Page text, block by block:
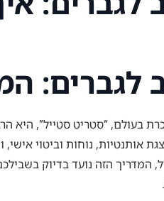
לגברים:
בעולם, “סטריט סטייל”, היא
אותנטיות, נוחות וביטוי
הזה נועד בדיוק